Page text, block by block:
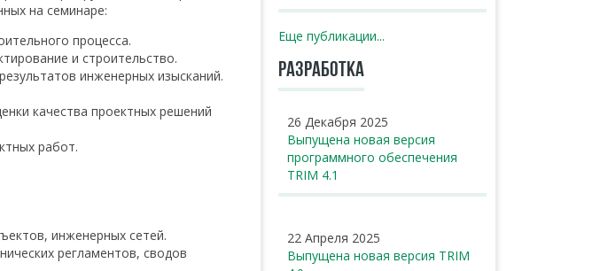
на семинаре:
процесса.
и строительство.
инженерных изысканий.
качества проектных решений
работ.
инженерных сетей.
регламентов, сводов
Еще публикации...
РАЗРАБОТКА
26 Декабря 2025
Выпущена новая версия
программного обеспечения
TRIM 4.1
22 Апреля 2025
Выпущена новая версия TRIM